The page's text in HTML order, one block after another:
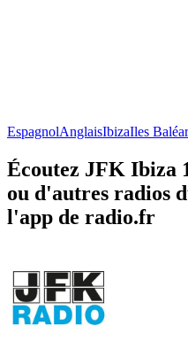
EspagnolAnglaisIbizaIles
Écoutez JFK Ibiza
ou d'autres radios
l'app de radio.fr